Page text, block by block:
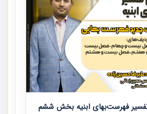
فهرست‌بهای ابنیه بخش ششم